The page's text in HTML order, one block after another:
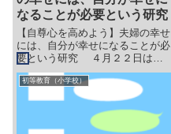
なることが必要という研究
【自尊心を高めよう】夫婦の幸せ
には、自分が幸せになることが必
要という研究 ４月２２日は、
よい夫婦の日。 他にも、いい夫
婦の日やいい夫妻の日があり、更
には月に一度夫婦の日が来るな
ど、夫婦の関係については、月に
一度程度、見直してみるとよい、
初等教育（小学校）